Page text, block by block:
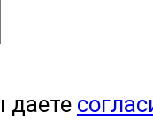
даете